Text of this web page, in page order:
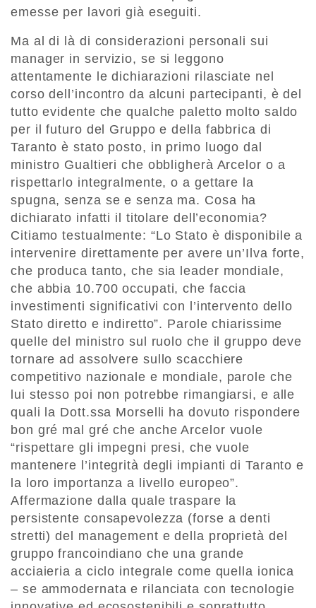
emesse per lavori già eseguiti.
Ma al di là di considerazioni personali sui
manager in servizio, se si leggono
attentamente le dichiarazioni rilasciate nel
corso dell’incontro da alcuni partecipanti, è del
tutto evidente che qualche paletto molto saldo
per il futuro del Gruppo e della fabbrica di
Taranto è stato posto, in primo luogo dal
ministro Gualtieri che obbligherà Arcelor o a
rispettarlo integralmente, o a gettare la
spugna, senza se e senza ma. Cosa ha
dichiarato infatti il titolare dell’economia?
Citiamo testualmente: “Lo Stato è disponibile a
intervenire direttamente per avere un’Ilva forte,
che produca tanto, che sia leader mondiale,
che abbia 10.700 occupati, che faccia
investimenti significativi con l’intervento dello
Stato diretto e indiretto”. Parole chiarissime
quelle del ministro sul ruolo che il gruppo deve
tornare ad assolvere sullo scacchiere
competitivo nazionale e mondiale, parole che
lui stesso poi non potrebbe rimangiarsi, e alle
quali la Dott.ssa Morselli ha dovuto rispondere
bon gré mal gré che anche Arcelor vuole
“rispettare gli impegni presi, che vuole
mantenere l’integrità degli impianti di Taranto e
la loro importanza a livello europeo”.
Affermazione dalla quale traspare la
persistente consapevolezza (forse a denti
stretti) del management e della proprietà del
gruppo francoindiano che una grande
acciaieria a ciclo integrale come quella ionica
– se ammodernata e rilanciata con tecnologie